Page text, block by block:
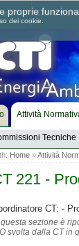
siamo Dove
Attività
Tecniche
Home»Attività
221 -
CT: -
sezione è
svolta dalla CT in
proprie
dei cookie.